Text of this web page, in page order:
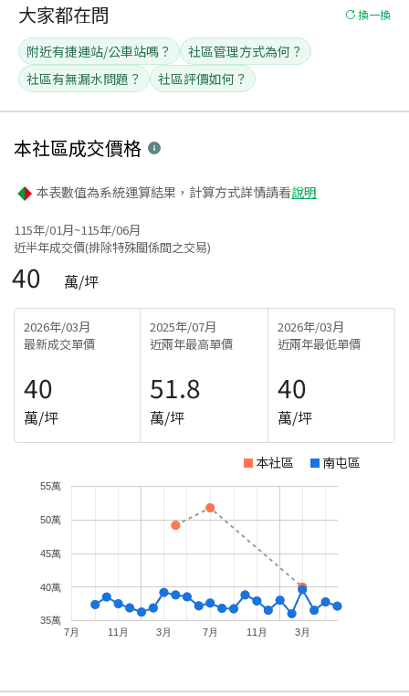
大家都在問 換一換
附近有捷運站/公車站嗎？
社區管理方式為何？
社區有無漏水問題？
社區評價如何？
本社區成交價格
本表數值為系統運算結果，計算方式詳情請看說明
115年/01月~115年/06月
近半年成交價(排除特殊關係間之交易)
40 萬/坪
2026年/03月
最新成交單價
40
萬/坪
2025年/07月
近兩年最高單價
51.8
萬/坪
2026年/03月
近兩年最低單價
40
萬/坪
本社區 南屯區
7月 11月 3月 7月 11月 3月
35萬
40萬
45萬
50萬
55萬